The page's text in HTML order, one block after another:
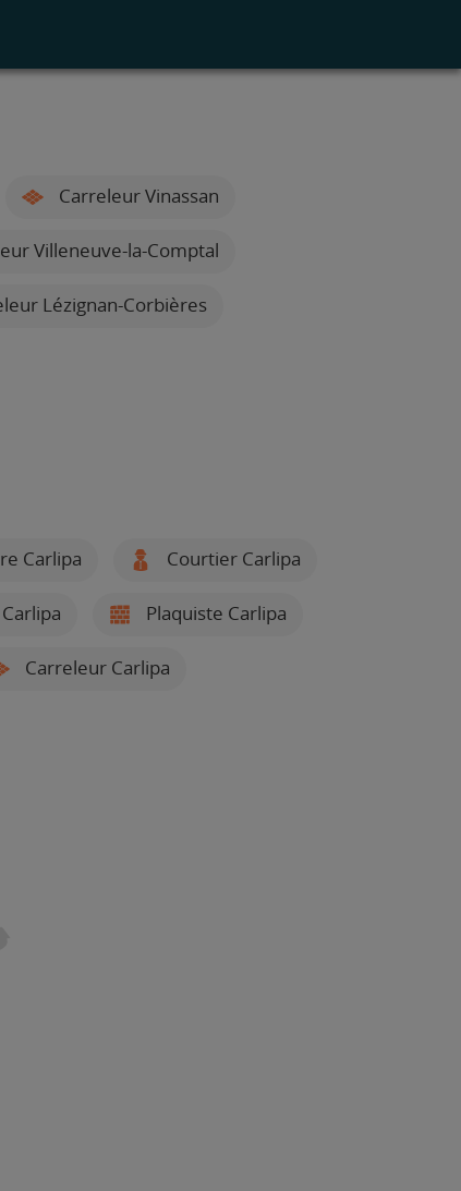
Carreleur Vinassan
Villeneuve-la-Comptal
Lézignan-Corbières
Carlipa Courtier Carlipa
Plaquiste Carlipa
Carreleur Carlipa